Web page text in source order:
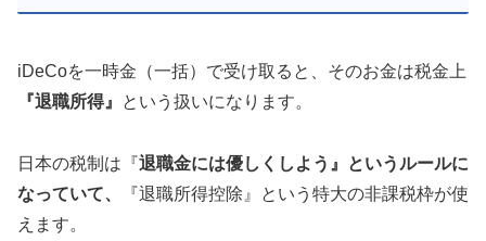
iDeCoを一時金（一括）で受け取ると、そのお金は税金上
『退職所得』
という扱いになります。
日本の税制は『退職金には優しくしよう』というルールに
なっていて、
『退職所得控除』という特大の非課税枠が使
えます。